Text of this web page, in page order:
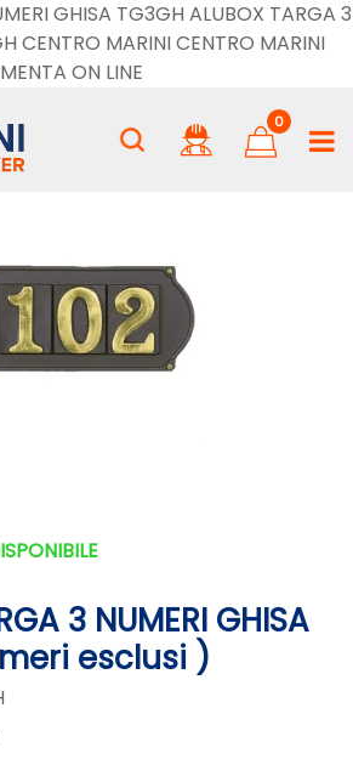
GHISA TG3GH ALUBOX TARGA 3
CENTRO MARINI CENTRO MARINI
ON LINE
0
3 NUMERI GHISA
esclusi )